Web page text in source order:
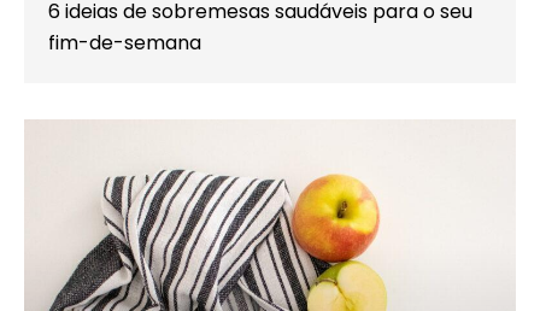
6 ideias de sobremesas saudáveis para o seu
fim-de-semana